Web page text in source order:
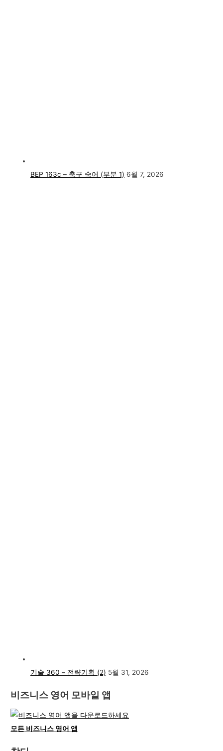
BEP 163c – 축구 숙어 (부분 1) 6월 7, 2026
기술 360 – 전략기획 (2) 5월 31, 2026
비즈니스 영어 모바일 앱
모든 비즈니스 영어 앱